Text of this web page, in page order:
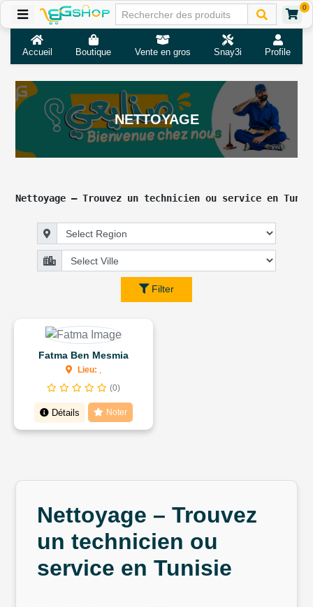
0
Accueil Boutique Vente en gros Snay3i Profile
NETTOYAGE
Nettoyage – Trouvez un technicien ou service en
Filter
Fatma Ben Mesmia
Lieu:
(0)
Détails Noter
Nettoyage – Trouvez
un technicien ou
service en Tunisie